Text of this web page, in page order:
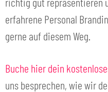
erfahrene Personal
gerne auf diesem Weg.
Buche hier dein
uns besprechen, wie wir